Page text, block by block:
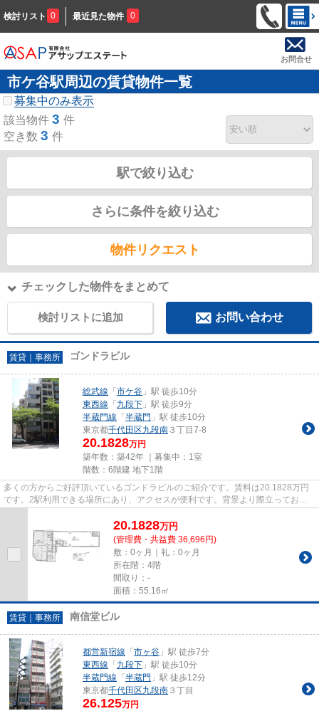
検討リスト 0 最近見た物件 0
お問合せ
市ケ谷駅周辺の賃貸物件一覧
募集中のみ表示
該当物件 3 件
空き数 3 件
駅で絞り込む
さらに条件を絞り込む
物件リクエスト
チェックした物件をまとめて
検討リストに追加 お問い合わせ
賃貸｜事務所 ゴンドラビル
総武線 「 市ケ谷 」駅 徒歩10分
東西線 「 九段下 」駅 徒歩9分
半蔵門線 「 半蔵門 」駅 徒歩10分
東京都千代田区九段南 ３丁目7-8
20.1828万円
築年数：築42年 ｜募集中： 1室
階数：6階建 地下1階
多くの方からご好評頂いているゴンドラビルのご紹介です。賃料は20.1828万円
です。2駅利用できる場所にあり、アクセスが便利です。背景より際立ってお
20.1828万円
(管理費・共益費 36,696円)
敷：0ヶ月｜礼：0ヶ月
所在階：4階
間取り：-
面積：55.16㎡
賃貸｜事務所 南信堂ビル
都営新宿線 「 市ヶ谷 」駅 徒歩7分
東西線 「 九段下 」駅 徒歩10分
半蔵門線 「 半蔵門 」駅 徒歩12分
東京都千代田区九段南 ３丁目
26.125万円